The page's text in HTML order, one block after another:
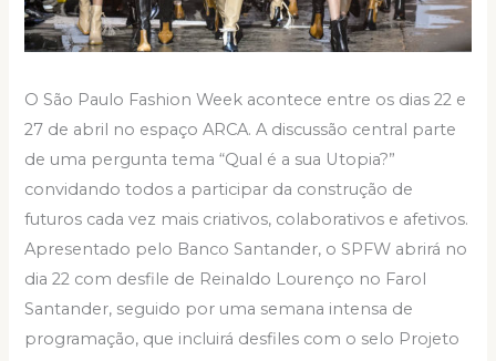
O São Paulo Fashion Week acontece entre os dias 22 e
27 de abril no espaço ARCA. A discussão central parte
de uma pergunta tema “Qual é a sua Utopia?”
convidando todos a participar da construção de
futuros cada vez mais criativos, colaborativos e afetivos.
Apresentado pelo Banco Santander, o SPFW abrirá no
dia 22 com desfile de Reinaldo Lourenço no Farol
Santander, seguido por uma semana intensa de
programação, que incluirá desfiles com o selo Projeto